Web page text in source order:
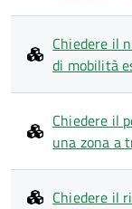
Chiedere il
di mobilità
Chiedere il
una zona a
Chiedere il